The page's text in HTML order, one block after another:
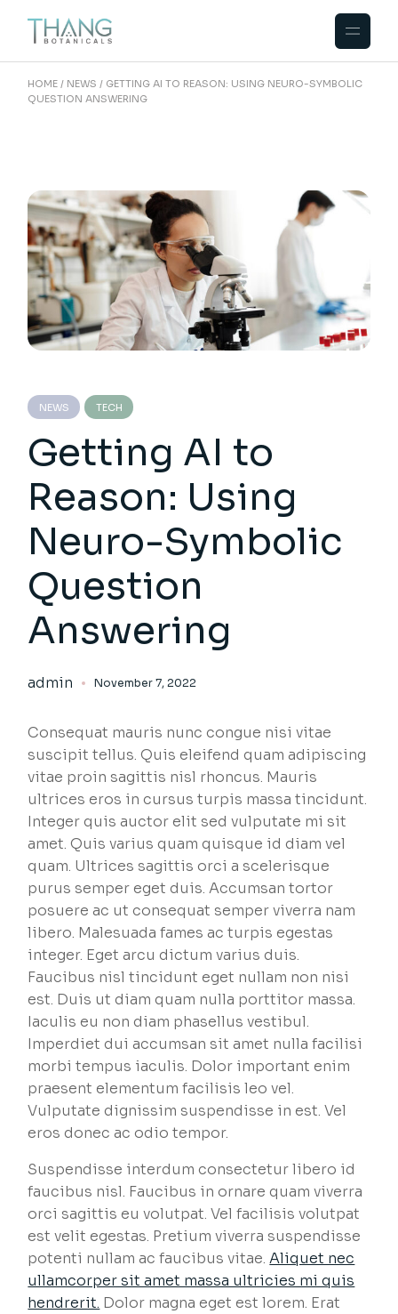
HOME NEWS
GETTING AI TO REASON: USING NEURO-SYMBOLIC
QUESTION ANSWERING
NEWS TECH
Getting AI to
Reason: Using
Neuro-Symbolic
Question
Answering
admin November 7, 2022
Consequat mauris nunc congue nisi vitae
suscipit tellus. Quis eleifend quam adipiscing
vitae proin sagittis nisl rhoncus. Mauris
ultrices eros in cursus turpis massa tincidunt.
Integer quis auctor elit sed vulputate mi sit
amet. Quis varius quam quisque id diam vel
quam. Ultrices sagittis orci a scelerisque
purus semper eget duis. Accumsan tortor
posuere ac ut consequat semper viverra nam
libero. Malesuada fames ac turpis egestas
integer. Eget arcu dictum varius duis.
Faucibus nisl tincidunt eget nullam non nisi
est. Duis ut diam quam nulla porttitor massa.
Iaculis eu non diam phasellus vestibul.
Imperdiet dui accumsan sit amet nulla facilisi
morbi tempus iaculis. Dolor important enim
praesent elementum facilisis leo vel.
Vulputate dignissim suspendisse in est. Vel
eros donec ac odio tempor.
Suspendisse interdum consectetur libero id
faucibus nisl. Faucibus in ornare quam viverra
orci sagittis eu volutpat. Vel facilisis volutpat
est velit egestas. Pretium viverra suspendisse
potenti nullam ac faucibus vitae.Aliquet nec
ullamcorper sit amet massa ultricies mi quis
hendrerit. Dolor magna eget est lorem. Erat